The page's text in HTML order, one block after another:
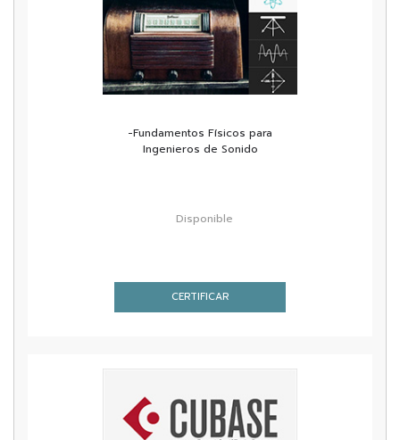
-Fundamentos Físicos para
Ingenieros de Sonido
Disponible
CERTIFICAR